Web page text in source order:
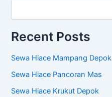
Recent Posts
Sewa Hiace Mampang Depok
Sewa Hiace Pancoran Mas
Sewa Hiace Krukut Depok